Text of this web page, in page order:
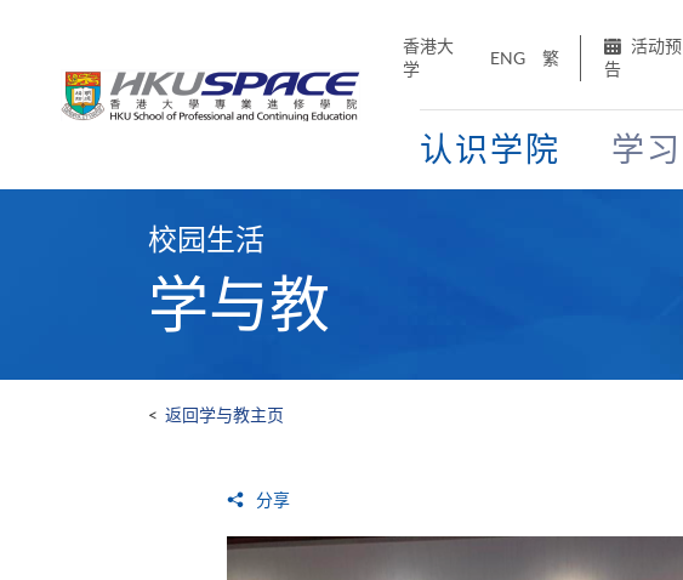
香港大
学
ENG 繁
活动预
告
认识学院 学习
校园生活
学与教
< 返回学与教主页
分享